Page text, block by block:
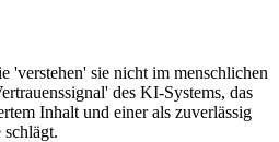
'verstehen' sie nicht im menschlichen
des KI-Systems, das
Inhalt und einer als zuverlässig
schlägt.